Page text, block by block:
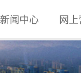
新闻中心 网